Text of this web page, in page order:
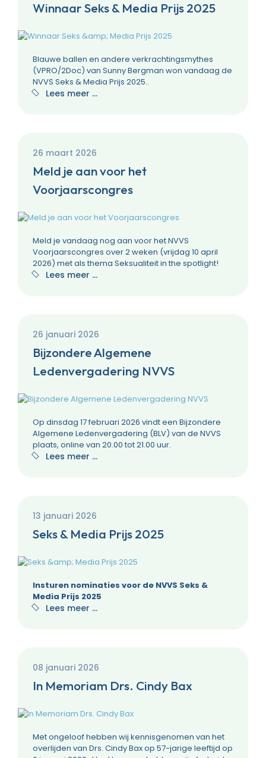
Winnaar Seks & Media Prijs 2025
Blauwe ballen en andere verkrachtingsmythes
(VPRO/2Doc) van Sunny Bergman won vandaag de
NVVS Seks & Media Prijs 2025..
Lees meer …
26 maart 2026
Meld je aan voor het
Voorjaarscongres
Meld je vandaag nog aan voor het NVVS
Voorjaarscongres over 2 weken (vrijdag 10 april
2026) met als thema Seksualiteit in the spotlight!
Lees meer …
26 januari 2026
Bijzondere Algemene
Ledenvergadering NVVS
Op dinsdag 17 februari 2026 vindt een Bijzondere
Algemene Ledenvergadering (BLV) van de NVVS
plaats, online van 20.00 tot 21.00 uur.
Lees meer …
13 januari 2026
Seks & Media Prijs 2025
Insturen nominaties voor de NVVS Seks &
Media Prijs 2025
Lees meer …
08 januari 2026
In Memoriam Drs. Cindy Bax
Met ongeloof hebben wij kennisgenomen van het
overlijden van Drs. Cindy Bax op 57-jarige leeftijd op